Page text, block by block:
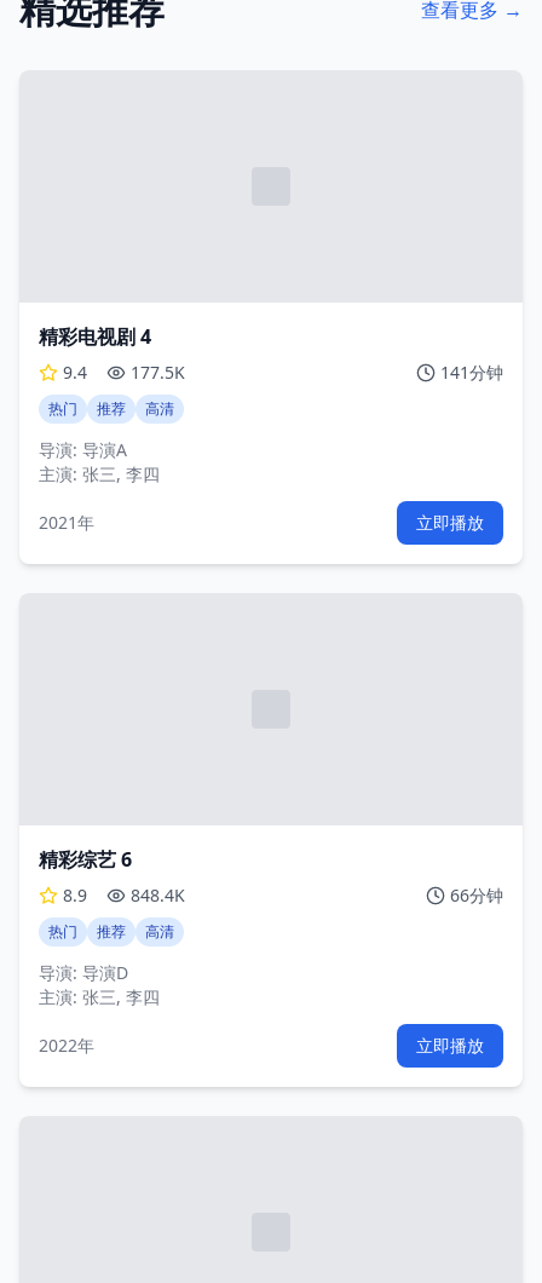
查看更多 →
精彩电视剧 4
9.4 177.5K 141分钟
热门 推荐 高清
导演: 导演A
主演: 张三, 李四
2021年 立即播放
精彩综艺 6
8.9 848.4K 66分钟
热门 推荐 高清
导演: 导演D
主演: 张三, 李四
2022年 立即播放